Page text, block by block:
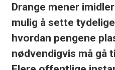
Drange mener
mulig å sette
hvordan pengene
nødvendigvis må gå